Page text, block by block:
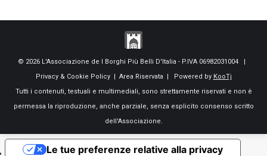
© 2026 L'Associazione de I Borghi Più Belli D'Italia - P.IVA 06982031004 |
Privacy & Cookie Policy| Area Riservata | Powered by KooTj
Tutti i contenuti, testuali e multimediali, sono strettamente riservati e non è
permessa la riproduzione, anche parziale, senza esplicito consenso scritto
dell'Associazione.
Le tue preferenze relative alla privacy